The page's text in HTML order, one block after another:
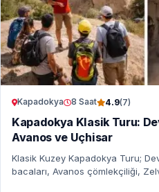
Kapadokya 8 Saat 4.9(7)
Kapadokya Klasik Turu:
Avanos ve Uçhisar
Klasik Kuzey Kapadokya Turu;
bacaları, Avanos çömlekçiliği,